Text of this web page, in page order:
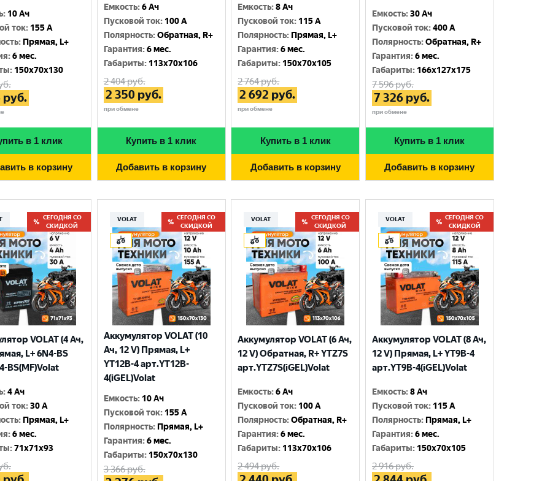
: 10 Ач
ток: 155 A
: Прямая, L+
:6 мес.
: 150x70x130
руб.
в 1 клик
в корзину
Емкость:6 Ач
Пусковой ток: 100 A
Полярность:Обратная, R+
Гарантия:6 мес.
Габариты: 113x70x106
2 404руб.
2 350 руб.
при обмене
Купить в 1 клик
Добавить в корзину
Емкость:8 Ач
Пусковой ток: 115 A
Полярность: Прямая, L+
Гарантия:6 мес.
Габариты: 150x70x105
2 764руб.
2 692 руб.
при обмене
Купить в 1 клик
Добавить в корзину
Емкость:30 Ач
Пусковой ток:400 A
Полярность:Обратная, R+
Гарантия:6 мес.
Габариты: 166x127x175
7 596руб.
7 326руб.
при обмене
Купить в 1 клик
Добавить в корзину
СЕГОДНЯ СО
СКИДКОЙ
VOLAT (4 Ач,
L+ 6N4-BS
BS(MF)Volat
:4 Ач
ток:30 A
: Прямая, L+
:6 мес.
:71x71x93
VOLAT
СЕГОДНЯ СО
СКИДКОЙ
Аккумулятор VOLAT (10
Ач, 12 V) Прямая, L+
YT12B-4 арт.YT12B-
4(iGEL)Volat
Емкость: 10 Ач
Пусковой ток: 155 A
Полярность: Прямая, L+
Гарантия:6 мес.
Габариты: 150x70x130
3 366руб.
VOLAT
СЕГОДНЯ СО
СКИДКОЙ
Аккумулятор VOLAT (6 Ач,
12 V) Обратная, R+ YTZ7S
арт.YTZ7S(iGEL)Volat
Емкость:6 Ач
Пусковой ток: 100 A
Полярность:Обратная, R+
Гарантия:6 мес.
Габариты: 113x70x106
2 494руб.
VOLAT
СЕГОДНЯ СО
СКИДКОЙ
Аккумулятор VOLAT (8 Ач,
12 V) Прямая, L+ YT9B-4
арт.YT9B-4(iGEL)Volat
Емкость:8 Ач
Пусковой ток: 115 A
Полярность: Прямая, L+
Гарантия:6 мес.
Габариты: 150x70x105
2 916руб.